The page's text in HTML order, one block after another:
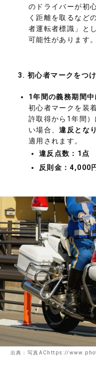
のドライバーが初
く距離を取るなど
者運転者標識」と
可能性があります。
3.初心者マークをつ
1年間の義務期間
初心者マークを装
許取得から1年間
い場合、違反とな
適用されます。
違反点数：1点
反則金：4,000
出典：写真AChttps://